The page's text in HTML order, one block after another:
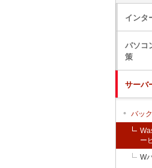
インタ
パソコ
策
サーバ
バッ
ー
W